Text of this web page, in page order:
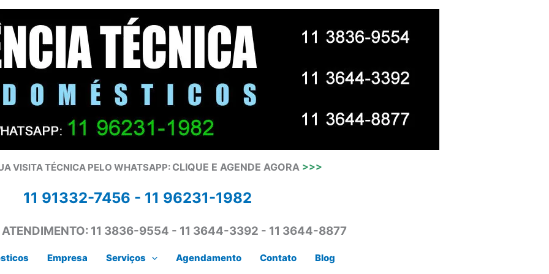
VISITA TÉCNICA PELO WHATSAPP: CLIQUE E AGENDE AGORA >>>
11 91332-7456 - 11 96231-1982
11 3836-9554 - 11 3644-3392 - 11 3644-8877
Empresa Serviços Agendamento Contato Blog